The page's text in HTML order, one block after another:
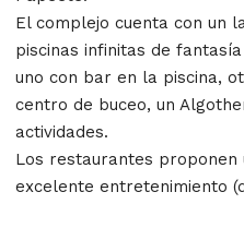
El complejo cuenta con un
piscinas infinitas de
uno con bar en la piscina,
centro de buceo, un
actividades.
Los restaurantes proponen
excelente entretenimiento